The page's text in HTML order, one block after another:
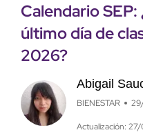
Calendario SEP:
último día de
2026?
Abigail
BIENESTAR
Actualización: 27/